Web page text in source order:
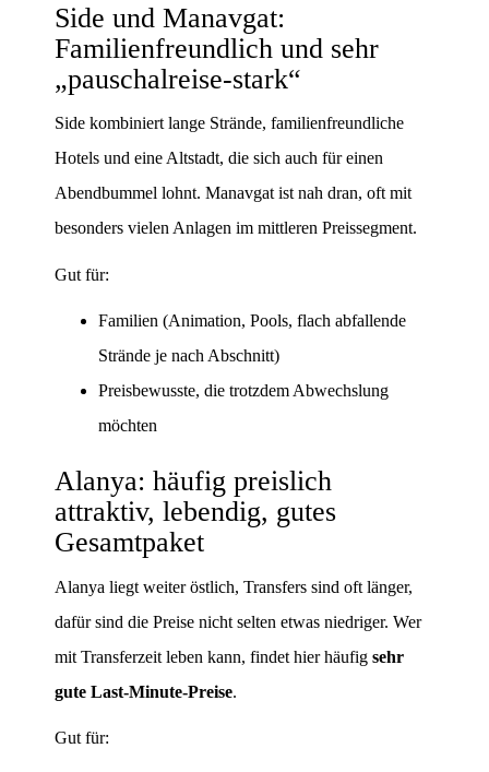
Side und Manavgat:
Familienfreundlich und sehr
„pauschalreise-stark“
Side kombiniert lange Strände, familienfreundliche
Hotels und eine Altstadt, die sich auch für einen
Abendbummel lohnt. Manavgat ist nah dran, oft mit
besonders vielen Anlagen im mittleren Preissegment.
Gut für:
Familien (Animation, Pools, flach abfallende
Strände je nach Abschnitt)
Preisbewusste, die trotzdem Abwechslung
möchten
Alanya: häufig preislich
attraktiv, lebendig, gutes
Gesamtpaket
Alanya liegt weiter östlich, Transfers sind oft länger,
dafür sind die Preise nicht selten etwas niedriger. Wer
mit Transferzeit leben kann, findet hier häufig sehr
gute Last-Minute-Preise.
Gut für: